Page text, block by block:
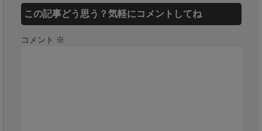
この記事どう思う？気軽にコメントしてね
コメント ※